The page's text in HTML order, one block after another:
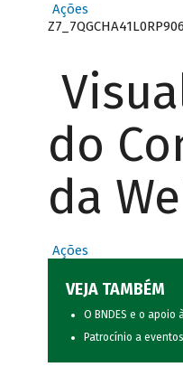
Ações
do
da
Ações
VEJA TAMBÉM
O BNDES e o apoio
Patrocínio a